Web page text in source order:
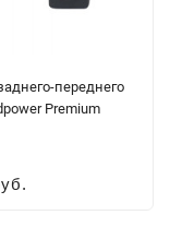
переднего
Premium